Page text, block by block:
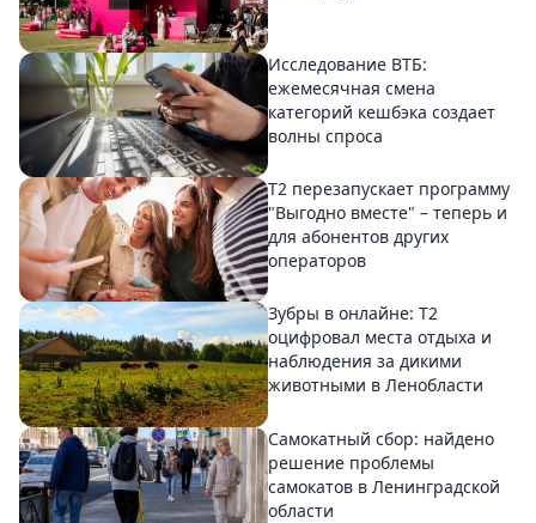
Исследование ВТБ:
ежемесячная смена
категорий кешбэка создает
волны спроса
Т2 перезапускает программу
"Выгодно вместе" – теперь и
для абонентов других
операторов
Зубры в онлайне: Т2
оцифровал места отдыха и
наблюдения за дикими
животными в Ленобласти
Самокатный сбор: найдено
решение проблемы
самокатов в Ленинградской
области